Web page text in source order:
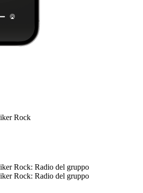
Rock
Rock: Radio del gruppo
Rock: Radio del gruppo